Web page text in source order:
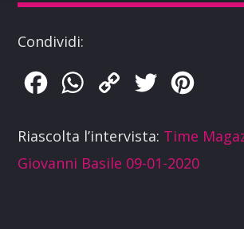
Condividi:
FacebookWhatsApp
Copy
Twitter
Riascolta l’intervista: Time
Giovanni Basile 09-01-2020